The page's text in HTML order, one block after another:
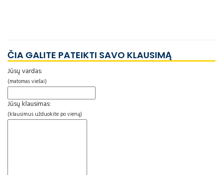
ČIA GALITE PATEIKTI SAVO KLAUSIMĄ
Jūsų vardas:
(matomas viešai)
Jūsų klausimas:
(klausimus užduokite po vieną)